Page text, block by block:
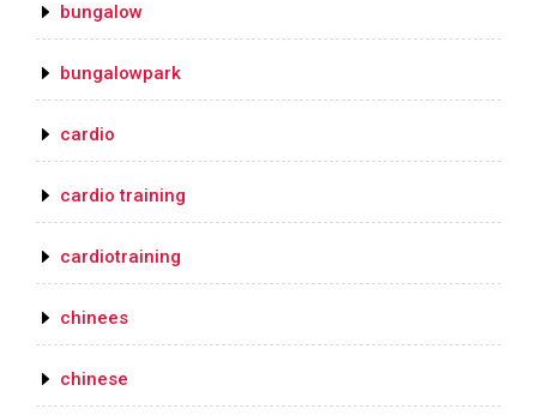
bungalow
bungalowpark
cardio
cardio training
cardiotraining
chinees
chinese